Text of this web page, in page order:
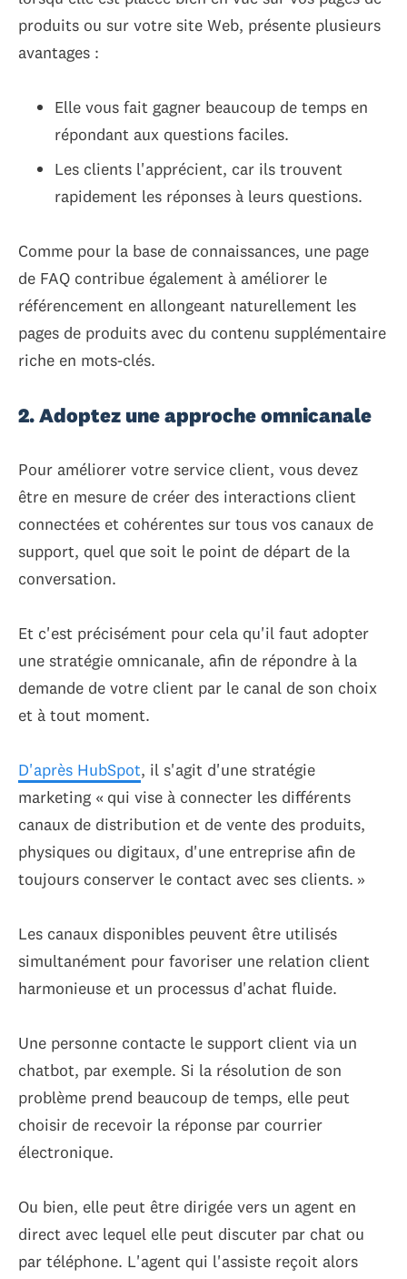
produits ou sur votre site Web, présente plusieurs
avantages :
Elle vous fait gagner beaucoup de temps en
répondant aux questions faciles.
Les clients l'apprécient, car ils trouvent
rapidement les réponses à leurs questions.
Comme pour la base de connaissances, une page
de FAQ contribue également à améliorer le
référencement en allongeant naturellement les
pages de produits avec du contenu supplémentaire
riche en mots-clés.
2. Adoptez une approche omnicanale
Pour améliorer votre service client, vous devez
être en mesure de créer des interactions client
connectées et cohérentes sur tous vos canaux de
support, quel que soit le point de départ de la
conversation.
Et c'est précisément pour cela qu'il faut adopter
une stratégie omnicanale, afin de répondre à la
demande de votre client par le canal de son choix
et à tout moment.
D'après HubSpot, il s'agit d'une stratégie
marketing « qui vise à connecter les différents
canaux de distribution et de vente des produits,
physiques ou digitaux, d'une entreprise afin de
toujours conserver le contact avec ses clients. »
Les canaux disponibles peuvent être utilisés
simultanément pour favoriser une relation client
harmonieuse et un processus d'achat fluide.
Une personne contacte le support client via un
chatbot, par exemple. Si la résolution de son
problème prend beaucoup de temps, elle peut
choisir de recevoir la réponse par courrier
électronique.
Ou bien, elle peut être dirigée vers un agent en
direct avec lequel elle peut discuter par chat ou
par téléphone. L'agent qui l'assiste reçoit alors